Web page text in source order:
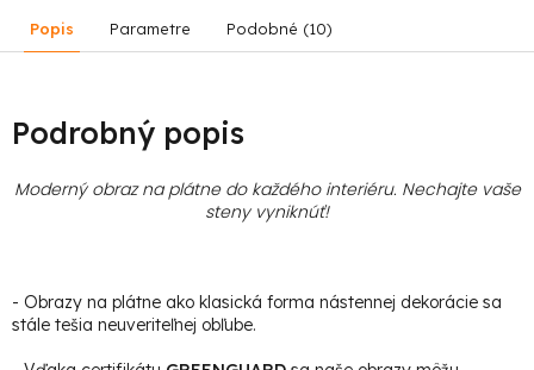
Popis Parametre Podobné (10)
Podrobný popis
Moderný obraz na plátne do každého interiéru. Nechajte vaše
steny vyniknúť!
- Obrazy na plátne ako klasická forma nástennej dekorácie sa
stále tešia neuveriteľnej obľube.